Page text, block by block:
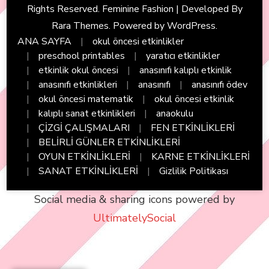
Rights Reserved. Feminine Fashion | Developed By
Rara Themes. Powered byWordPress.
ANA SAYFA
okul öncesi etkinlikler
preschool printables
yaratıcı etkinlikler
etkinlik okul öncesi
anasınıfı kalıplı etkinlik
anasınıfı etkinlikleri
anasınıfı
anasınıfı ödev
okul öncesi matematik
okul öncesi etkinlik
kalıplı sanat etkinlikleri
anaokulu
ÇİZGİ ÇALIŞMALARI
FEN ETKİNLİKLERİ
BELİRLİ GÜNLER ETKİNLİKLERİ
OYUN ETKİNLİKLERİ
KARNE ETKİNLİKLERİ
SANAT ETKİNLİKLERİ
Gizlilik Politikası
Social media & sharing icons powered by
UltimatelySocial